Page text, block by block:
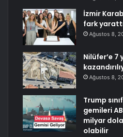
İzmir
fark
Ağustos 8,
Nilüfer’e 7
Ağustos 8,
Trump
gemileri
milyar
olabilir